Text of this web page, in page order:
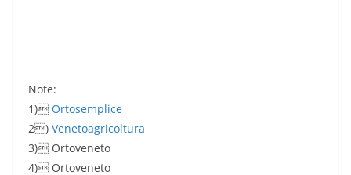
Note:
1) Ortosemplice
2) Venetoagricoltura
3) Ortoveneto
4) Ortoveneto